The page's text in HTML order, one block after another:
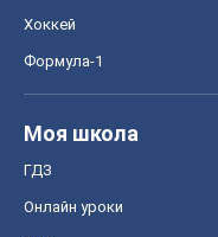
Хоккей
Формула-1
Моя школа
ГДЗ
Онлайн уроки